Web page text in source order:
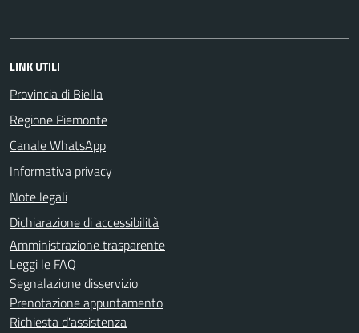
LINK UTILI
Provincia di Biella
Regione Piemonte
Canale WhatsApp
Informativa privacy
Note legali
Dichiarazione di accessibilità
Amministrazione trasparente
Leggi le FAQ
Segnalazione disservizio
Prenotazione appuntamento
Richiesta d'assistenza